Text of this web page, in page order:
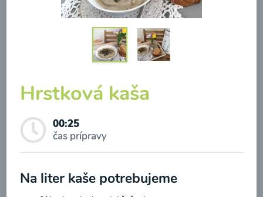
Brokolicová polievka so
syrom
00:25 Zobraziť
Hrstková kaša
00:25
čas prípravy
Na liter kaše potrebujeme
Odber noviniek a akcií
spracovaním osobných údajov pre účely